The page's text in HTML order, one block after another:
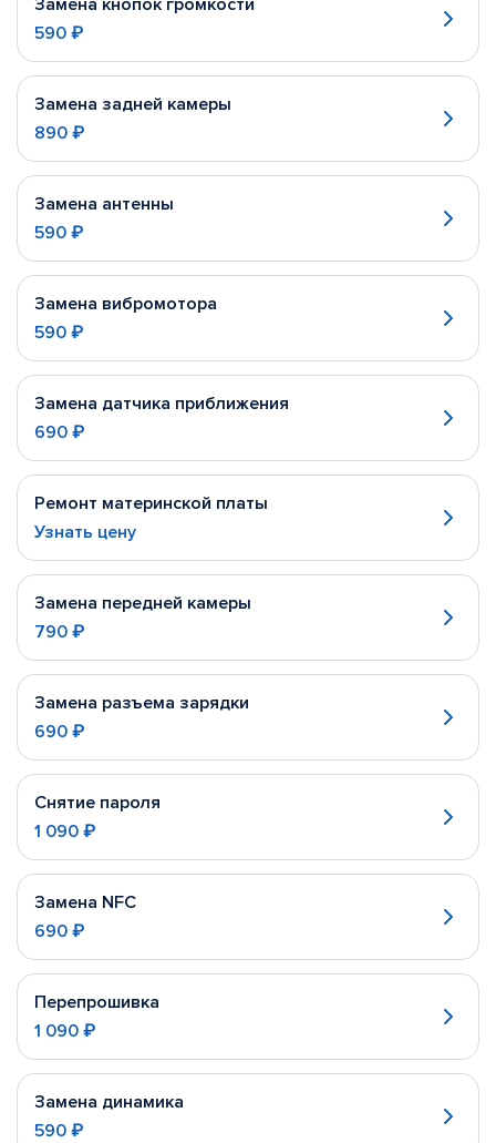
Замена кнопок громкости
590 ₽
Замена задней камеры
890 ₽
Замена антенны
590 ₽
Замена вибромотора
590 ₽
Замена датчика приближения
690 ₽
Ремонт материнской платы
Узнать цену
Замена передней камеры
790 ₽
Замена разъема зарядки
690 ₽
Снятие пароля
1 090 ₽
Замена NFC
690 ₽
Перепрошивка
1 090 ₽
Замена динамика
590 ₽